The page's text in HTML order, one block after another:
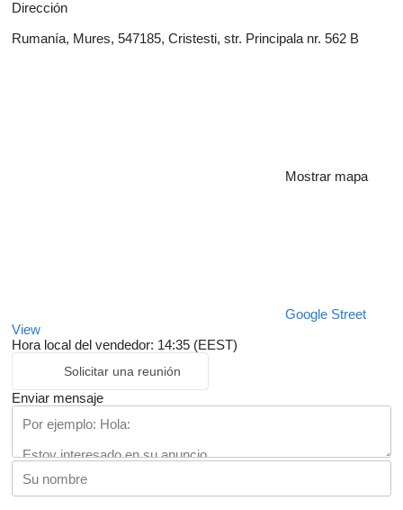
Dirección
Rumanía, Mures, 547185, Cristesti, str. Principala nr. 562 B
Mostrar mapa
Google Street
View
Hora local del vendedor: 14:35 (EEST)
Solicitar una reunión
Enviar mensaje